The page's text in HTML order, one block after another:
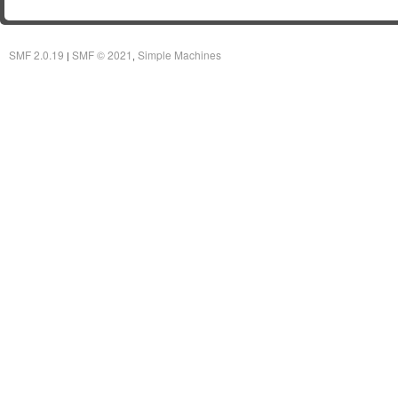
SMF 2.0.19 | SMF © 2021 Simple Machines